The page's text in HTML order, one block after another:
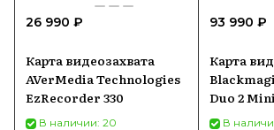
26 990 ₽
Карта видеозахвата
AVerMedia Technologies
EzRecorder 330
В наличии: 20
93 990 ₽
Карта
Duo 2
В